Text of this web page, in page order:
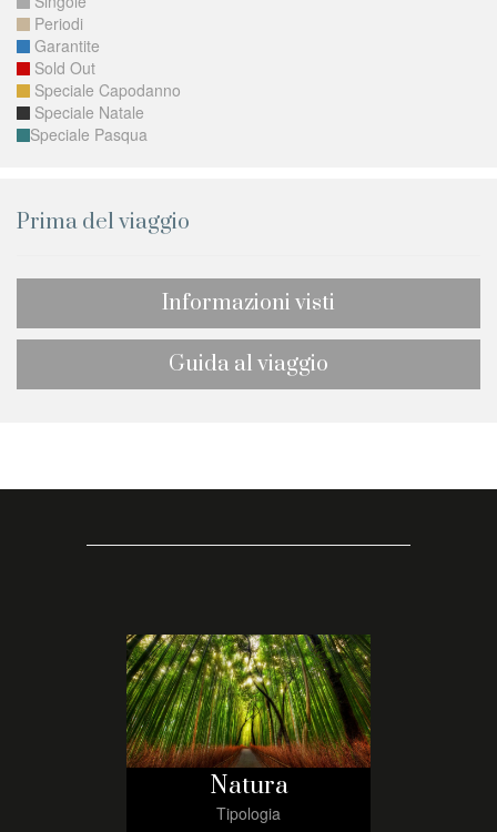
Periodi
Garantite
Sold Out
Speciale Capodanno
Speciale Natale
Speciale Pasqua
Prima del viaggio
Informazioni visti
Guida al viaggio
Natura
Tipologia